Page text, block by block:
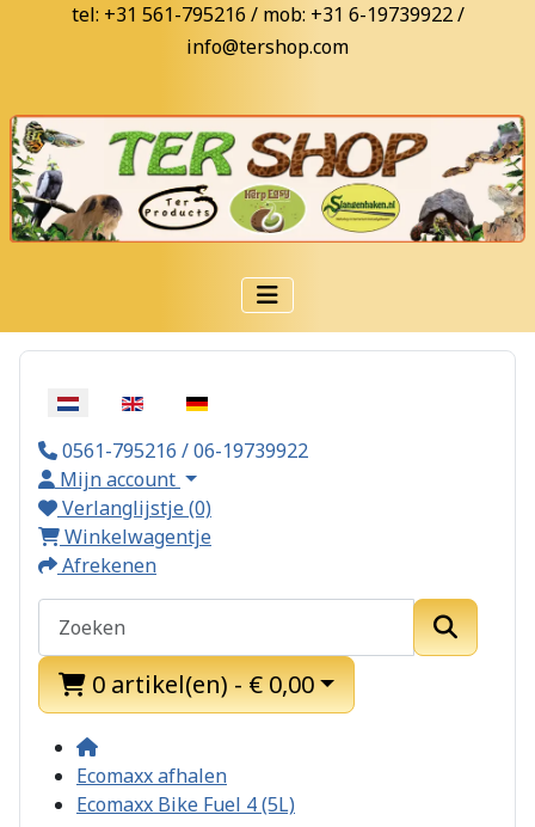
tel: +31 561-795216 / mob: +31 6-19739922 /
info@tershop.com
Selecteer de taal
0561-795216 / 06-19739922
Mijn account
Verlanglijstje (0)
Winkelwagentje
Afrekenen
0 artikel(en) - € 0,00
Ecomaxx afhalen
Ecomaxx Bike Fuel 4 (5L)